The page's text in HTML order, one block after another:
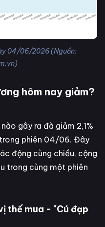
04/06/2026 (Nguồn:
hôm nay giảm?
gây ra đà giảm 2,1%
phiên 04/06. Đây
động cùng chiều, cộng
trong cùng một phiên
thế mua - "Cú đạp